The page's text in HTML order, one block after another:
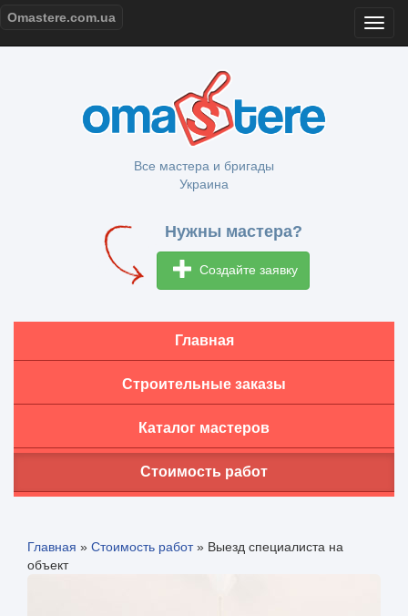
Omastere.com.ua
Все мастера и бригады
Украина
Нужны мастера?
Создайте заявку
Главная
Строительные заказы
Каталог мастеров
Стоимость работ
Главная » Стоимость работ» Выезд специалиста на
объект